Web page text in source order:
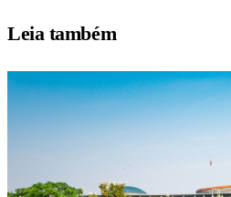
Leia também